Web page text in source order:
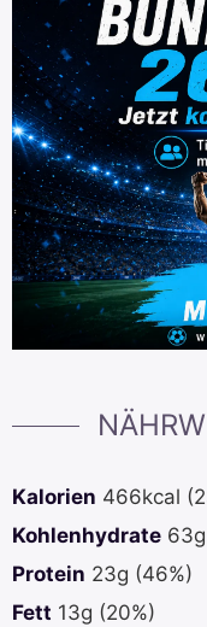
Kalorien 466kcal
Kohlenhydrate 63g
Protein 23g (46%)
Fett 13g (20%)